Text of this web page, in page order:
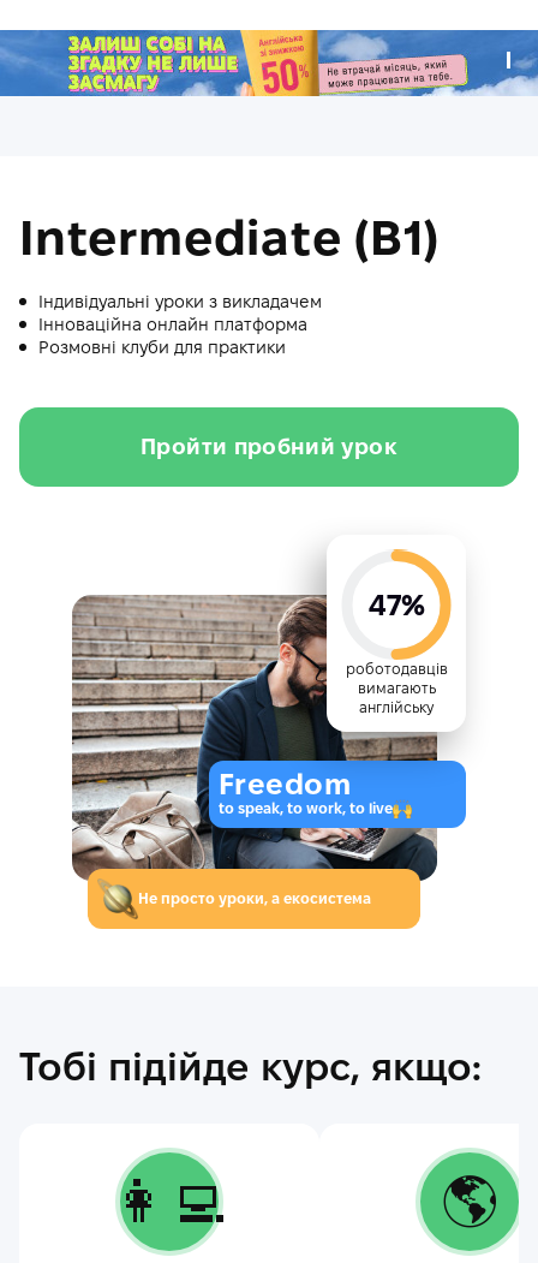
.
Intermediate (B1)
Індивідуальні уроки з викладачем
Інноваційна онлайн платформа
Розмовні клуби для практики
Пройти пробний урок
Не просто уроки, а екосистема
Freedom
to speak, to work, to live
47%
роботодавців
вимагають
англійську
Тобі підійде курс, якщо:
👩‍💻 🌎